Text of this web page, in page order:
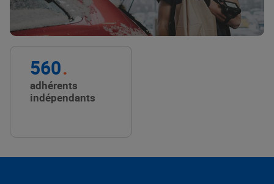
560
adhérents
indépendants